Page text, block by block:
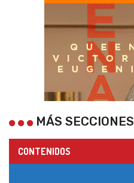
MÁS SECCIONES
CONTENIDOS